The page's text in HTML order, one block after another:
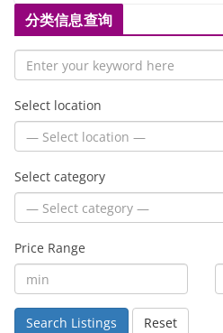
分类信息查询
Select location
Select category
Price Range
Search Listings Reset